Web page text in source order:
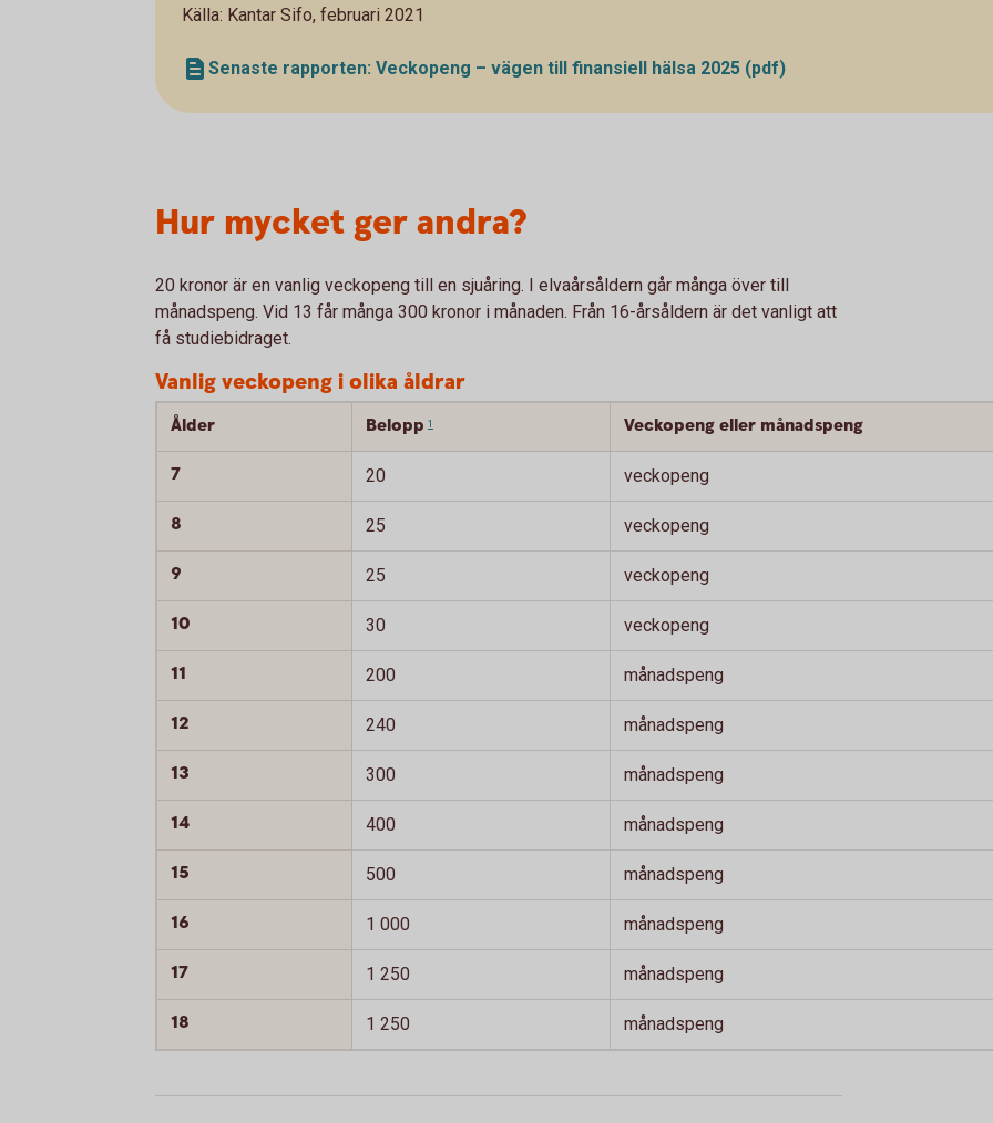
Källa: Kantar Sifo, februari 2021
Senaste rapporten: Veckopeng – vägen till finansiell hälsa 2025 (pdf)
Hur mycket ger andra?
20 kronor är en vanlig veckopeng till en sjuåring. I elvaårsåldern går många över till
månadspeng. Vid 13 får många 300 kronor i månaden. Från 16-årsåldern är det vanligt att
få studiebidraget.
Vanlig veckopeng i olika åldrar
Ålder Belopp 1 Veckopeng eller månadspeng
7 20 veckopeng
8 25 veckopeng
9 25 veckopeng
10 30 veckopeng
11 200 månadspeng
12 240 månadspeng
13 300 månadspeng
14 400 månadspeng
15 500 månadspeng
16 1 000 månadspeng
17 1 250 månadspeng
18 1 250 månadspeng